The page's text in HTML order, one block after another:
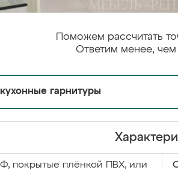
Поможем рассчитать
Ответим менее, чем
гарнитуры
покрытые плёнкой ПВХ, или